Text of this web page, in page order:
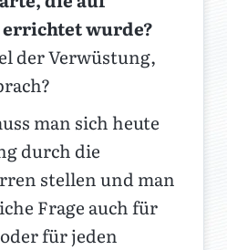
wurde?
der Verwüstung,
man sich heute
durch die
stellen und man
Frage auch für
für jeden